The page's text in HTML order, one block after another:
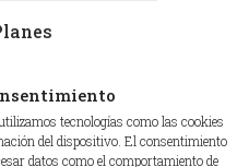
tecnologías como las cookies
del dispositivo. El consentimiento
datos como el comportamiento de